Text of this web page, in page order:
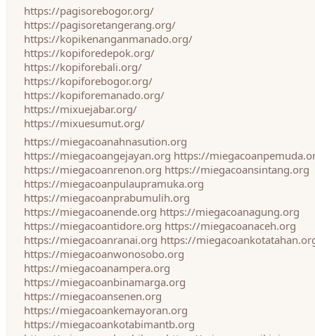
https://pagisorebogor.org/
https://pagisoretangerang.org/
https://kopikenanganmanado.org/
https://kopiforedepok.org/
https://kopiforebali.org/
https://kopiforebogor.org/
https://kopiforemanado.org/
https://mixuejabar.org/
https://mixuesumut.org/
https://miegacoanahnasution.org
https://miegacoangejayan.org https://
https://miegacoanrenon.org https://miegacoansintang.org
https://miegacoanpulaupramuka.org
https://miegacoanprabumulih.org
https://miegacoanende.org https://miegacoanagung.org
https://miegacoantidore.org https://miegacoanaceh.org
https://miegacoanranai.org https://
https://miegacoanwonosobo.org
https://miegacoanampera.org
https://miegacoanbinamarga.org
https://miegacoansenen.org
https://miegacoankemayoran.org
https://miegacoankotabimantb.org